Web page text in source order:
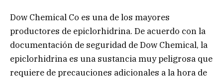
Dow Chemical Co es una de los mayores
productores de epiclorhidrina. De acuerdo con la
documentación de seguridad de Dow Chemical, la
epiclorhidrina es una sustancia muy peligrosa que
requiere de precauciones adicionales a la hora de